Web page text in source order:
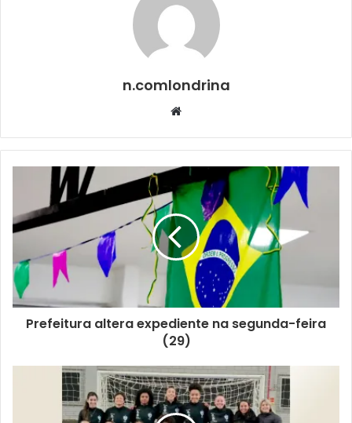
Foto: Divulgação / FPTKD
O técnico da Seleção Londrinense, Diogo Freire, disse
que o campeonato foi um sucesso, se tornando o
maior evento nos 40 anos de história da Federação
Paranaense de Taekwondo (FPTKD). “Londrina
conquistou o Título de Campeão Geral, Campeão
Geral Faixas pretas e Campeão Geral Faixas
coloridas”, exaltou.
n.comlondrina
Website
Prefeitura altera expediente na segunda-feira
(29)